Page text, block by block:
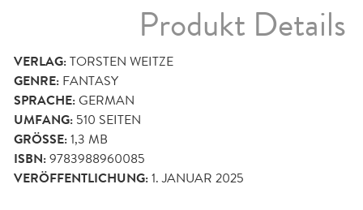
Produkt Details
VERLAG:TORSTEN WEITZE
GENRE: FANTASY
SPRACHE:GERMAN
UMFANG: 510 SEITEN
GRÖSSE: 1,3 MB
ISBN:9783988960085
VERÖFFENTLICHUNG:1. JANUAR 2025